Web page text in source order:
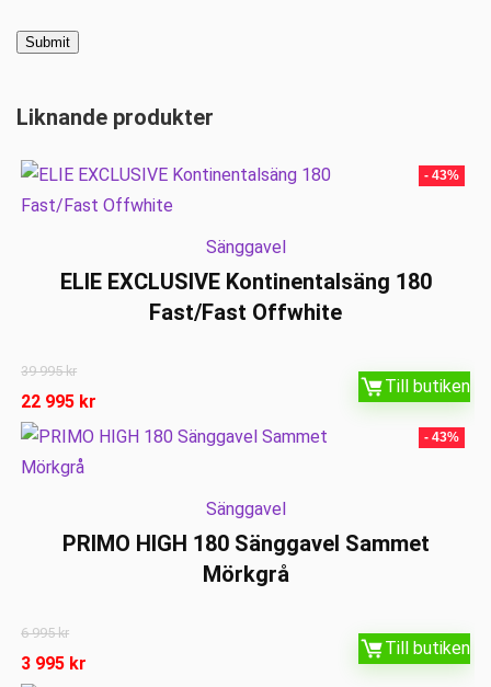
Liknande produkter
- 43%
Sänggavel
ELIE EXCLUSIVE Kontinentalsäng 180
Fast/Fast Offwhite
39 995kr
22 995 kr
Till butiken
- 43%
Sänggavel
PRIMO HIGH 180 Sänggavel Sammet
Mörkgrå
6 995kr
3 995 kr
Till butiken